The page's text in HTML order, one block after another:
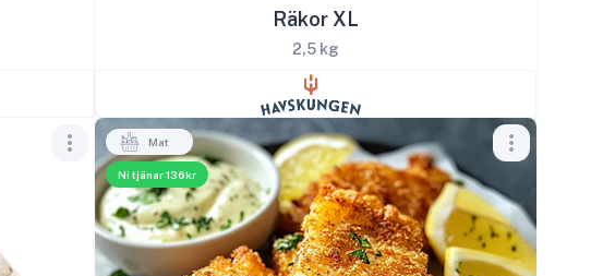
Räkor XL
2,5 kg
Ni tjänar 136kr
Mat